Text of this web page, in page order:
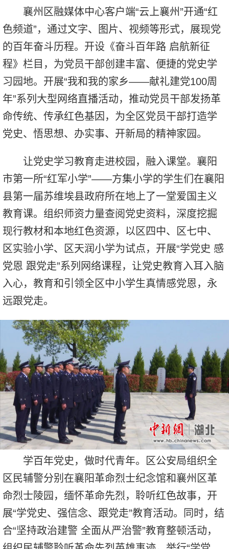
襄州区融媒体中心客户端“云上襄州”开通“红
色频道”，通过文字、图片、视频等形式，展现党
的百年奋斗历程。开设《奋斗百年路 启航新征
程》栏目，为党员干部创建丰富、便捷的党史学
习园地。开展“我和我的家乡——献礼建党100周
年”系列大型网络直播活动，推动党员干部发扬革
命传统、传承红色基因，为全区党员干部打造学
党史、悟思想、办实事、开新局的精神家园。
让党史学习教育走进校园，融入课堂。襄阳
市第一所“红军小学”——方集小学的学生们在襄阳
县第一届苏维埃县政府所在地上了一堂爱国主义
教育课。组织师资力量查阅党史资料，深度挖掘
现行教材和本地红色资源，以区四中、区七中、
区实验小学、区天润小学为试点，开展“学党史 感
党恩 跟党走”系列网络课程，让党史教育入耳入脑
入心，教育和引领全区中小学生真情感党恩，永
远跟党走。
学百年党史，做时代青年。区公安局组织全
区民辅警分别在襄阳革命烈士纪念馆和襄州区革
命烈士陵园，缅怀革命先烈，聆听红色故事，开
展“学党史、强信念、跟党走”教育活动。同时，结
合“坚持政治建警 全面从严治警”教育整顿活动，